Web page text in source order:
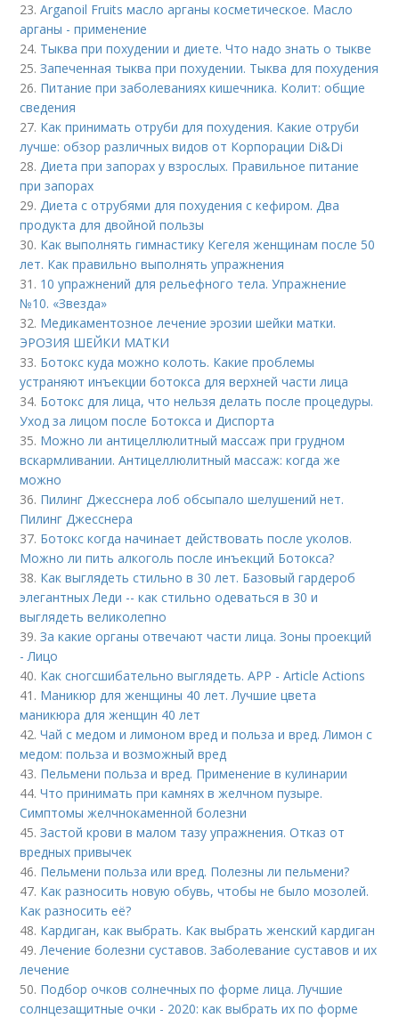
23.Arganoil Fruits масло арганы косметическое. Масло
арганы - применение
24. Тыква при похудении и диете. Что надо знать о тыкве
25.Запеченная тыква при похудении. Тыква для похудения
26. Питание при заболеваниях кишечника. Колит: общие
сведения
27. Как принимать отруби для похудения. Какие отруби
лучше: обзор различных видов от Корпорации Di&Di
28.Диета при запорах у взрослых. Правильное питание
при запорах
29.Диета с отрубями для похудения с кефиром. Два
продукта для двойной пользы
30. Как выполнять гимнастику Кегеля женщинам после 50
лет. Как правильно выполнять упражнения
31. 10 упражнений для рельефного тела. Упражнение
№10. «Звезда»
32. Медикаментозное лечение эрозии шейки матки.
ЭРОЗИЯ ШЕЙКИ МАТКИ
33. Ботокс куда можно колоть. Какие проблемы
устраняют инъекции ботокса для верхней части лица
34. Ботокс для лица, что нельзя делать после процедуры.
Уход за лицом после Ботокса и Диспорта
35. Можно ли антицеллюлитный массаж при грудном
вскармливании. Антицеллюлитный массаж: когда же
можно
36. Пилинг Джесснера лоб обсыпало шелушений нет.
Пилинг Джесснера
37. Ботокс когда начинает действовать после уколов.
Можно ли пить алкоголь после инъекций Ботокса?
38. Как выглядеть стильно в 30 лет. Базовый гардероб
элегантных Леди -- как стильно одеваться в 30 и
выглядеть великолепно
39.За какие органы отвечают части лица. Зоны проекций
- Лицо
40. Как сногсшибательно выглядеть. APP - Article Actions
41. Маникюр для женщины 40 лет. Лучшие цвета
маникюра для женщин 40 лет
42.Чай с медом и лимоном вред и польза и вред. Лимон с
медом: польза и возможный вред
43. Пельмени польза и вред. Применение в кулинарии
44.Что принимать при камнях в желчном пузыре.
Симптомы желчнокаменной болезни
45.Застой крови в малом тазу упражнения. Отказ от
вредных привычек
46. Пельмени польза или вред. Полезны ли пельмени?
47. Как разносить новую обувь, чтобы не было мозолей.
Как разносить её?
48. Кардиган, как выбрать. Как выбрать женский кардиган
49.Лечение болезни суставов. Заболевание суставов и их
лечение
50. Подбор очков солнечных по форме лица. Лучшие
солнцезащитные очки - 2020: как выбрать их по форме